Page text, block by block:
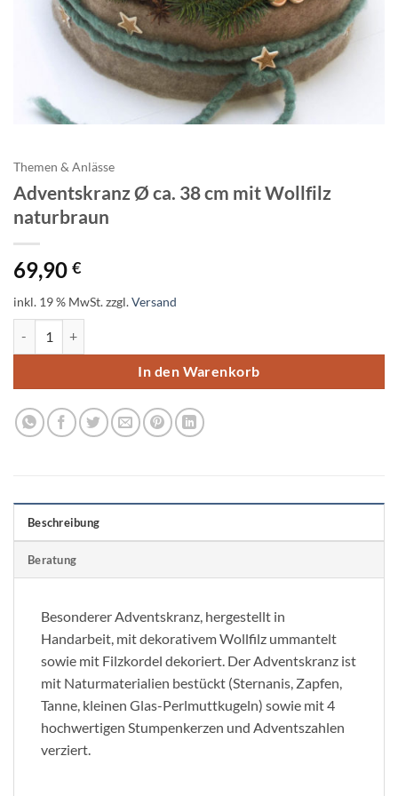
Themen & Anlässe
Adventskranz Ø ca. 38 cm mit Wollfilz
naturbraun
69,90 €
inkl. 19 % MwSt.zzgl.Versand
In den Warenkorb
Beschreibung
Beratung
Besonderer Adventskranz, hergestellt in
Handarbeit, mit dekorativem Wollfilz ummantelt
sowie mit Filzkordel dekoriert. Der Adventskranz ist
mit Naturmaterialien bestückt (Sternanis, Zapfen,
Tanne, kleinen Glas-Perlmuttkugeln) sowie mit 4
hochwertigen Stumpenkerzen und Adventszahlen
verziert.